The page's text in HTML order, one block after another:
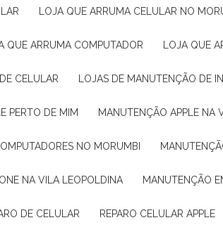
LOJA QUE ARRUMA CELULAR NO
QUE ARRUMA COMPUTADOR LOJA QUE
CELULAR LOJAS DE MANUTENÇÃO DE
PERTO DE MIM MANUTENÇÃO APPLE NA
NO MORUMBI
NA VILA LEOPOLDINA MANUTENÇÃO
DE CELULAR REPARO CELULAR APPLE